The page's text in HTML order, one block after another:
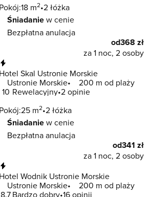
Pokój:18 m2 2 łóżka
Śniadaniew cenie
Bezpłatna anulacja
od368 zł
za 1 noc, 2 osoby
Hotel Skal Ustronie Morskie
Ustronie Morskie
200 m od plaży
10 Rewelacyjny 2 opinie
Pokój:25 m2 2 łóżka
Śniadaniew cenie
Bezpłatna anulacja
od341 zł
za 1 noc, 2 osoby
Hotel Wodnik Ustronie Morskie
Ustronie Morskie
200 m od plaży
8.7Bardzo dobry 16 opinii